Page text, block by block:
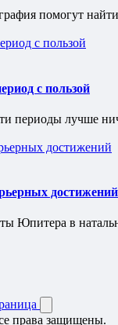
помогут
с пользой
периоды лучше
достижений
Юпитера в
права защищены.